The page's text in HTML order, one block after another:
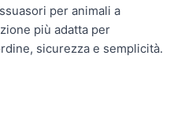
per animali a
più adatta per
sicurezza e semplicità.